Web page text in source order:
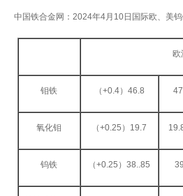
中国铁合金网：2024年4月10日国际欧、美
欧
钼铁 （+0.4）46.8
氧化钼 （+0.25）19.7
钨铁 （+0.25）38..85